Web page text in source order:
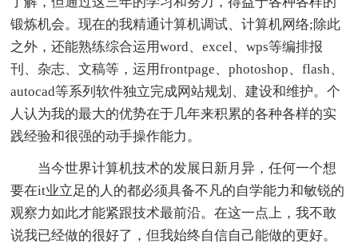
锻炼机会。现在的我精通计算机调试、计算机网络;除此
之外，还能熟练综合运用word、excel、wps等编排报
刊、杂志、文稿等，运用frontpage、photoshop、flash、
autocad等系列软件独立完成网站规划、建设和维护。个
人认为我的最大的优势在于几年来积累的各种各样的实
践经验和很强的动手操作能力。
当今世界计算机技术的发展日新月异，任何一个想
要在it业立足的人的都必须具备不凡的自学能力和敏锐的
观察力如此才能紧跟技术最前沿。在这一点上，我不敢
说我已经做的很好了，但我始终自信自己能做的更好。